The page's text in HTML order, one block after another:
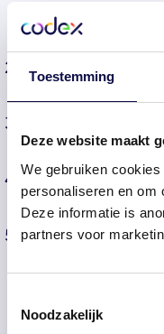
Toestemming
Deze website maakt
We gebruiken
personaliseren en om
Deze informatie is
partners voor
Noodzakelijk
systeem
Het BIG-
gecontroleerd
Eventuele
worden
Het systeem
achtergrond,